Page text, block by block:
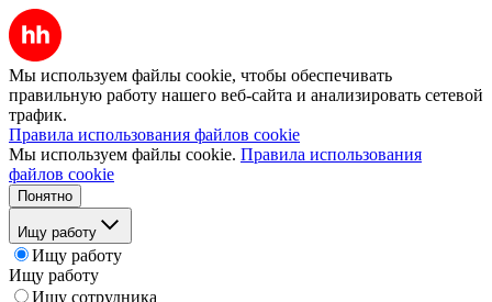
Мы используем файлы cookie, чтобы обеспечивать
правильную работу нашего веб-сайта и анализировать сетевой
трафик.
Правила использования файлов cookie
Мы используем файлы cookie. Правила использования
файлов cookie
Понятно
Ищу работу
Ищу работу
Ищу работу
Ищу сотрудника